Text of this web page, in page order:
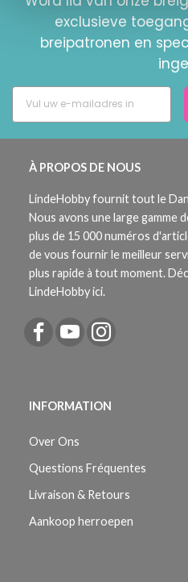
exclusieve
breipatronen en
À PROPOS DE NOUS
LindeHobby fournit tout le
Nous avons une large gamme
plus de 15 000 numéros
de vous fournir le meilleur
plus rapide à tout moment.
LindeHobby ici.
INFORMATION
Over Ons
Questions Fréquentes
Livraison & Retours
Aankoop herroepen